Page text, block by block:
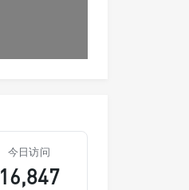
今日访问
16,847